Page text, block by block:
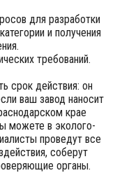
для разработки
и получения
требований.
срок действия: он
ваш завод наносит
крае
можете в эколого-
проведут все
соберут
органы.